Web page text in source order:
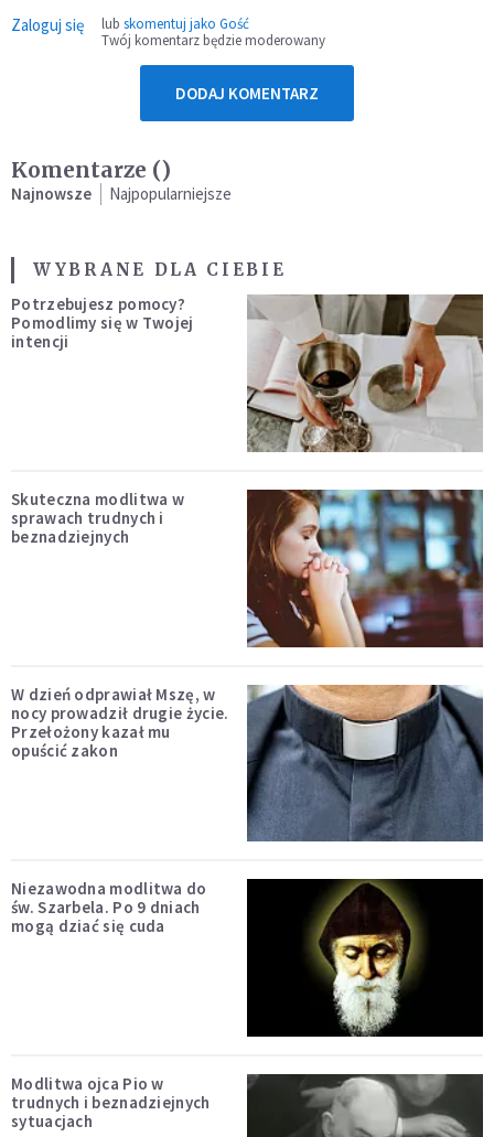
Zaloguj się lub skomentuj jako Gość
Twój komentarz będzie moderowany
DODAJ KOMENTARZ
Komentarze ()
Najnowsze Najpopularniejsze
WYBRANE DLA CIEBIE
Potrzebujesz pomocy?
Pomodlimy się w Twojej
intencji
Skuteczna modlitwa w
sprawach trudnych i
beznadziejnych
W dzień odprawiał Mszę, w
nocy prowadził drugie życie.
Przełożony kazał mu
opuścić zakon
Niezawodna modlitwa do
św. Szarbela. Po 9 dniach
mogą dziać się cuda
Modlitwa ojca Pio w
trudnych i beznadziejnych
sytuacjach